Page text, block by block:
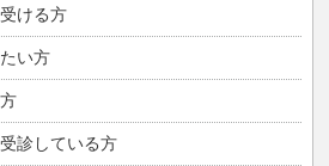
ける方
い方
診している方